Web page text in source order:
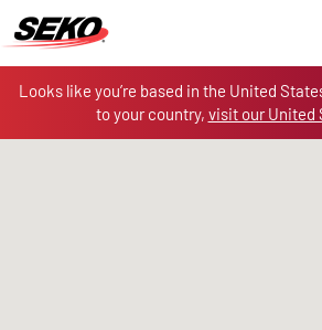
Looks like you’re based in the United
to your country, visit our United